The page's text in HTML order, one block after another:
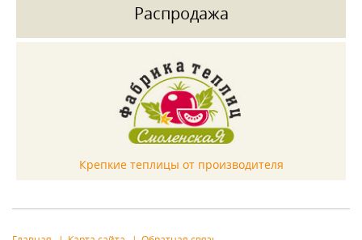
Распродажа
Крепкие теплицы от производителя